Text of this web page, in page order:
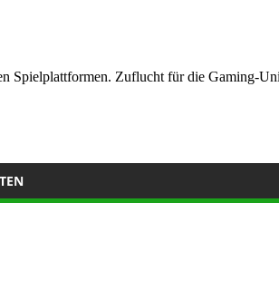
Spielplattformen. Zuflucht für die Gaming-